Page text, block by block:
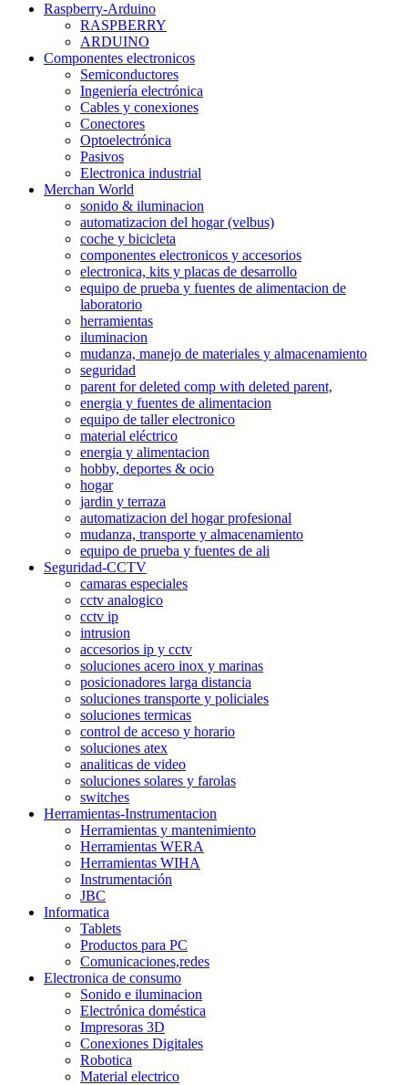
Raspberry-Arduino
RASPBERRY
ARDUINO
Componentes electronicos
Semiconductores
Ingeniería electrónica
Cables y conexiones
Conectores
Optoelectrónica
Pasivos
Electronica industrial
Merchan World
sonido & iluminacion
automatizacion del hogar (velbus)
coche y bicicleta
componentes electronicos y accesorios
electronica, kits y placas de desarrollo
equipo de prueba y fuentes de alimentacion de
laboratorio
herramientas
iluminacion
mudanza, manejo de materiales y almacenamiento
seguridad
parent for deleted comp with deleted parent,
energia y fuentes de alimentacion
equipo de taller electronico
material eléctrico
energia y alimentacion
hobby, deportes & ocio
hogar
jardin y terraza
automatizacion del hogar profesional
mudanza, transporte y almacenamiento
equipo de prueba y fuentes de ali
Seguridad-CCTV
camaras especiales
cctv analogico
cctv ip
intrusion
accesorios ip y cctv
soluciones acero inox y marinas
posicionadores larga distancia
soluciones transporte y policiales
soluciones termicas
control de acceso y horario
soluciones atex
analiticas de video
soluciones solares y farolas
switches
Herramientas-Instrumentacion
Herramientas y mantenimiento
Herramientas WERA
Herramientas WIHA
Instrumentación
JBC
Informatica
Tablets
Productos para PC
Comunicaciones,redes
Electronica de consumo
Sonido e iluminacion
Electrónica doméstica
Impresoras 3D
Conexiones Digitales
Robotica
Material electrico